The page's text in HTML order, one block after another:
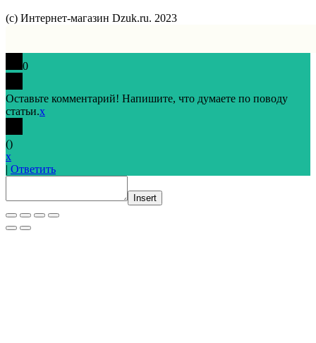
(с) Интернет-магазин Dzuk.ru. 2023
0
Оставьте комментарий! Напишите, что думаете по поводу
статьи.x
()
x
| Ответить
Insert